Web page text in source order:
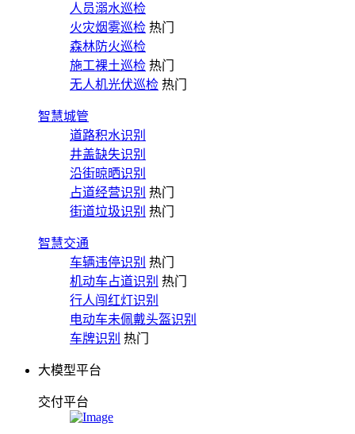
人员溺水巡检
火灾烟雾巡检 热门
森林防火巡检
施工裸土巡检 热门
无人机光伏巡检 热门
智慧城管
道路积水识别
井盖缺失识别
沿街晾晒识别
占道经营识别 热门
街道垃圾识别 热门
智慧交通
车辆违停识别 热门
机动车占道识别 热门
行人闯红灯识别
电动车未佩戴头盔识别
车牌识别 热门
大模型平台
交付平台